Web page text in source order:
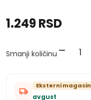
1.249 RSD
Smanji količinu
Eksterni magacin
avgust